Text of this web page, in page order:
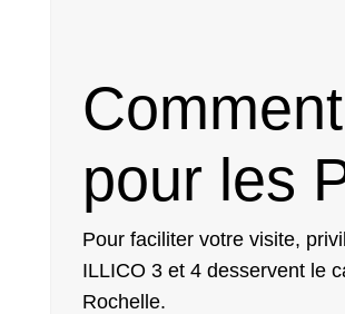
pour les
Pour faciliter votre visite,
ILLICO 3 et 4 desservent le
Rochelle.